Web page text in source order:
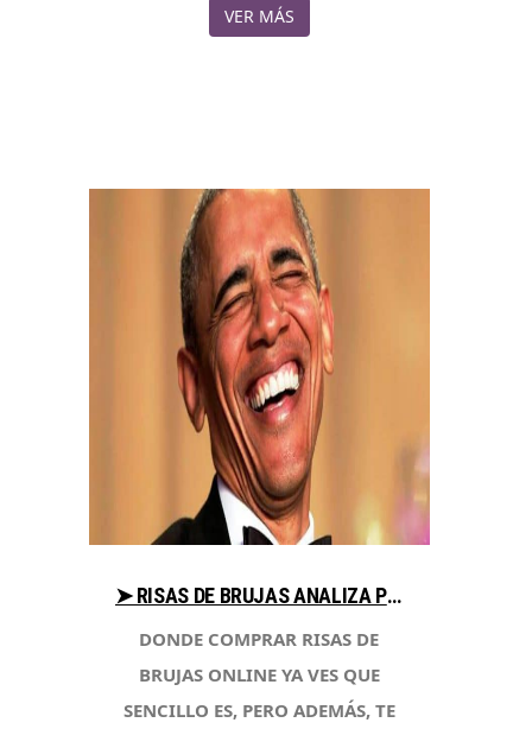
VER MÁS
➤ RISAS DE BRUJAS ANALIZA PRECIOS AL COMPRAR EN LIBRERIAESOTERICA.NET
DONDE COMPRAR RISAS DE
BRUJAS ONLINE YA VES QUE
SENCILLO ES, PERO ADEMÁS, TE